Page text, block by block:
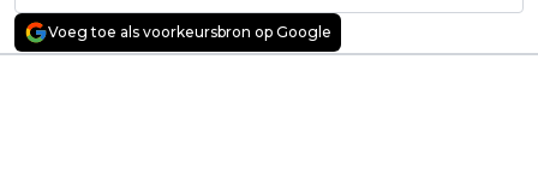
Voeg toe als voorkeursbron op Google